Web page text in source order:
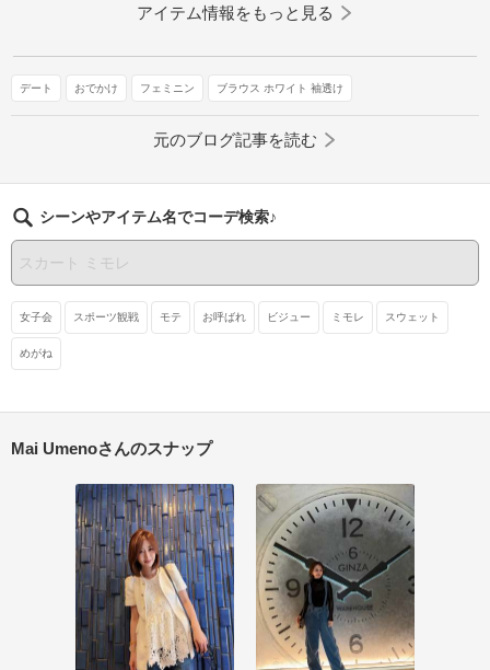
アイテム情報をもっと見る
デート おでかけ フェミニン ブラウス ホワイト 袖透け
元のブログ記事を読む
シーンやアイテム名でコーデ検索♪
女子会 スポーツ観戦 モテ お呼ばれ ビジュー ミモレ スウェット
めがね
Mai Umenoさんのスナップ